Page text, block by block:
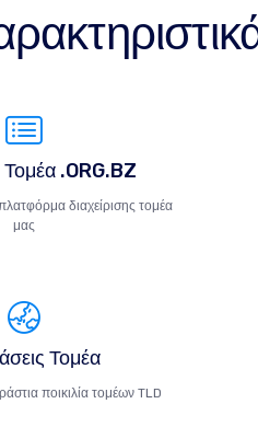
Τομέα .ORG.BZ
διαχείρισης τομέα
μας
Τομέα
ποικιλία τομέων TLD